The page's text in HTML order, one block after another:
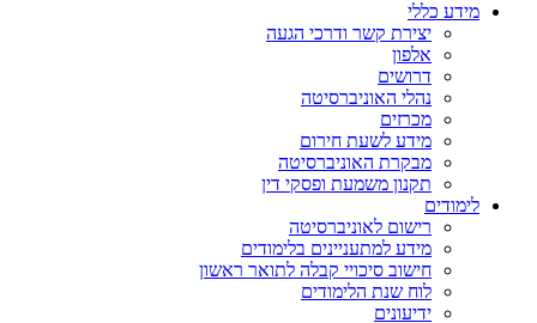
מידע כללי
יצירת קשר ודרכי הגעה
אלפון
דרושים
נהלי האוניברסיטה
מכרזים
מידע לשעת חירום
מבקרת האוניברסיטה
תקנון משמעת ופסקי דין
לימודים
רישום לאוניברסיטה
מידע למתעניינים בלימודים
חישוב סיכויי קבלה לתואר ראשון
לוח שנת הלימודים
ידיעונים